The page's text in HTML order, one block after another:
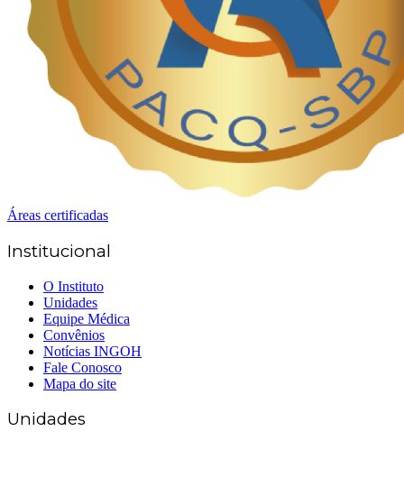
Áreas certificadas
Institucional
O Instituto
Unidades
Equipe Médica
Convênios
Notícias INGOH
Fale Conosco
Mapa do site
Unidades